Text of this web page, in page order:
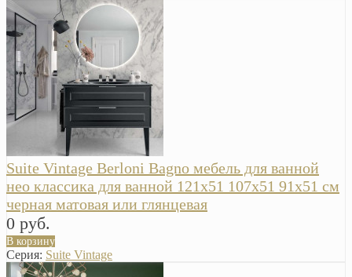
Suite Vintage Berloni Bagno мебель для ванной
нео классика для ванной 121х51 107х51 91х51 см
черная матовая или глянцевая
0 руб.
В корзину
Серия: Suite Vintage